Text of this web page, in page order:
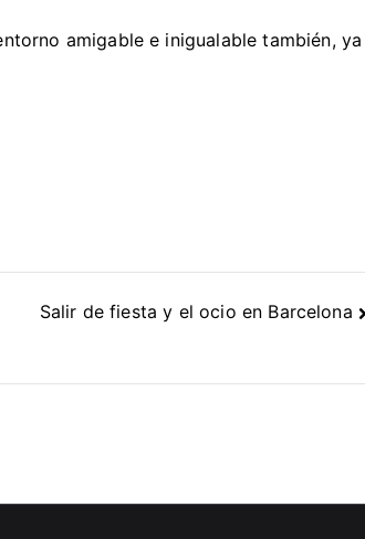
amigable e inigualable también, ya
Salir de fiesta y el ocio en Barcelona